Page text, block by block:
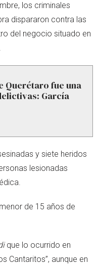
los criminales
dispararon contra las
del negocio situado en
Querétaro fue una
García
y siete heridos
lesionadas
de 15 años de
que lo ocurrido en
Cantaritos”, aunque en